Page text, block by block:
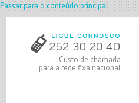
Passar para o conteúdo principal
Custo de chamada
para a rede fixa nacional